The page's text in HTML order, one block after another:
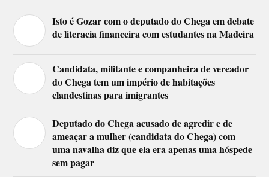
Isto é Gozar com o deputado do Chega em debate
de literacia financeira com estudantes na Madeira
Candidata, militante e companheira de vereador
do Chega tem um império de habitações
clandestinas para imigrantes
Deputado do Chega acusado de agredir e de
ameaçar a mulher (candidata do Chega) com
uma navalha diz que ela era apenas uma hóspede
sem pagar